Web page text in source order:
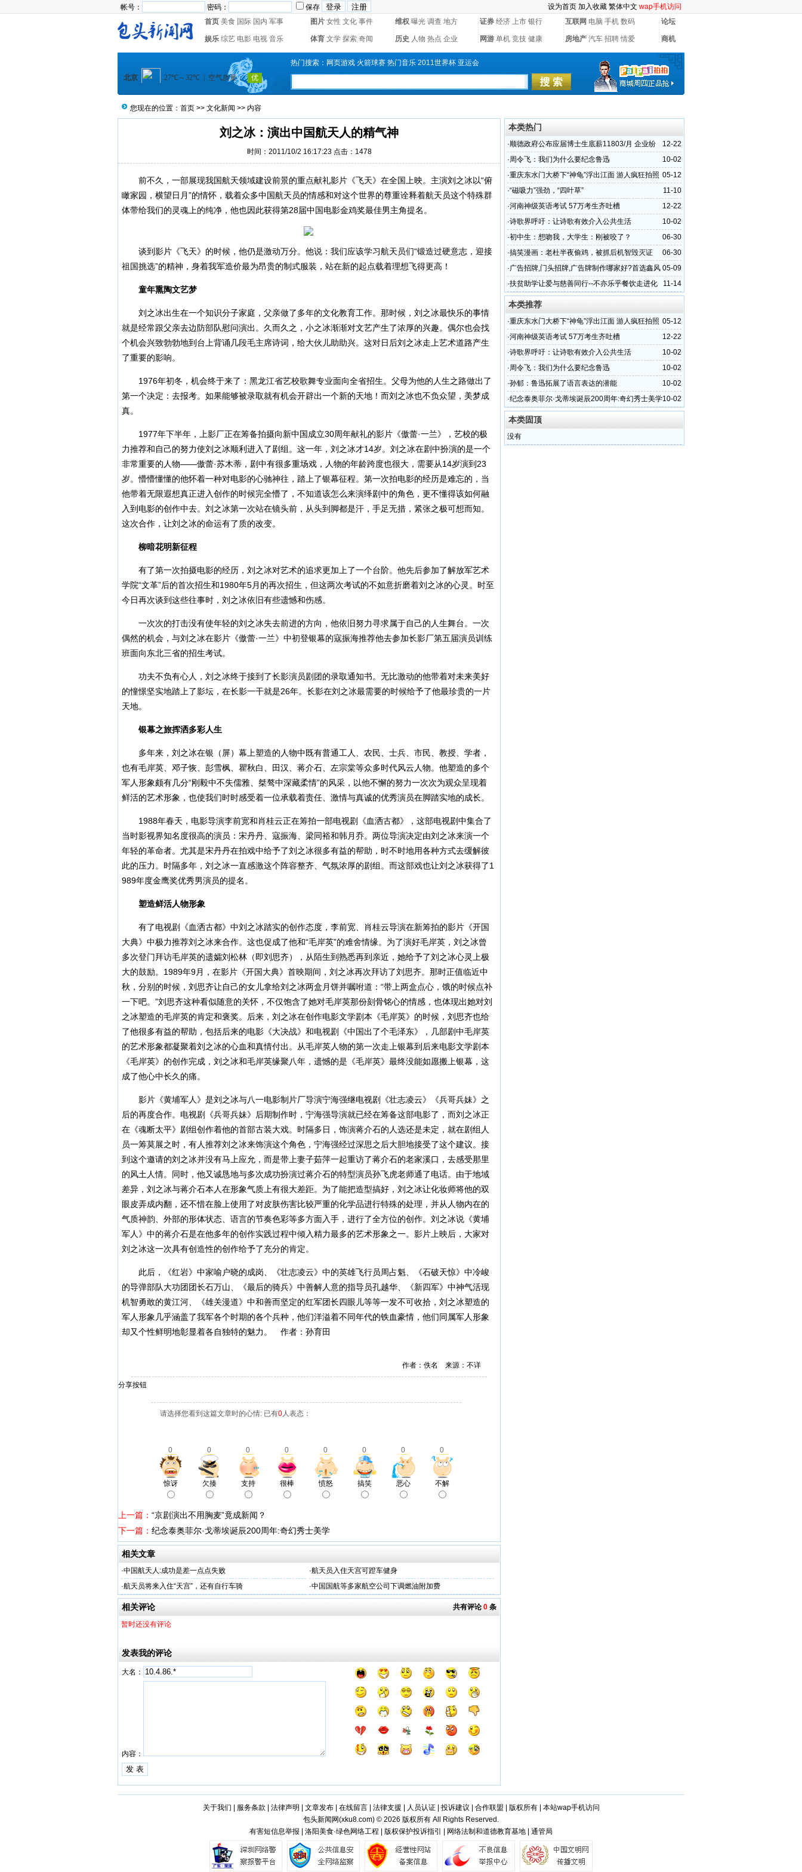
帐号： 密码： 保存 设为首页 加入收藏 繁体中文 wap手机访问
首页 美食 国际 国内 军事 图片 女性 文化 事件 维权 曝光 调查 地方 证券 经济 上市 银行 互联网 电脑 手机 数码 论坛
娱乐 综艺 电影 电视 音乐 体育 文学 探索 奇闻 历史 人物 热点 企业 网游 单机 竞技 健康 房地产 汽车 招聘 情爱 商机
热门搜索： 网页游戏 火箭球赛 热门音乐 2011世界杯 亚运会
您现在的位置： 首页 >> 文化新闻 >> 内容
刘之冰：演出中国航天人的精气神
时间：2011/10/2 16:17:23 点击：1478
前不久，一部展现我国航天领域建设前景的重点献礼影片《飞天》在全国上映。主演刘之冰以“俯
瞰家园，横望日月”的情怀，载着众多中国航天员的情感和对这个世界的尊重诠释着航天员这个特殊群
体带给我们的灵魂上的纯净，他也因此获得第28届中国电影金鸡奖最佳男主角提名。
谈到影片《飞天》的时候，他仍是激动万分。他说：我们应该学习航天员们“锻造过硬意志，迎接
祖国挑选”的精神，身着我军造价最为昂贵的制式服装，站在新的起点载着理想飞得更高！
童年熏陶文艺梦
刘之冰出生在一个知识分子家庭，父亲做了多年的文化教育工作。那时候，刘之冰最快乐的事情
就是经常跟父亲去边防部队慰问演出。久而久之，小之冰渐渐对文艺产生了浓厚的兴趣。偶尔也会找
个机会兴致勃勃地到台上背诵几段毛主席诗词，给大伙儿助助兴。这对日后刘之冰走上艺术道路产生
了重要的影响。
1976年初冬，机会终于来了：黑龙江省艺校歌舞专业面向全省招生。父母为他的人生之路做出了
第一个决定：去报考。如果能够被录取就有机会开辟出一个新的天地！而刘之冰也不负众望，美梦成
真。
1977年下半年，上影厂正在筹备拍摄向新中国成立30周年献礼的影片《傲蕾·一兰》，艺校的极
力推荐和自己的努力使刘之冰顺利进入了剧组。这一年，刘之冰才14岁。刘之冰在剧中扮演的是一个
非常重要的人物——傲蕾·苏木蒂，剧中有很多重场戏，人物的年龄跨度也很大，需要从14岁演到23
岁。懵懵懂懂的他怀着一种对电影的心驰神往，踏上了银幕征程。第一次拍电影的经历是难忘的，当
他带着无限遐想真正进入创作的时候完全懵了，不知道该怎么来演绎剧中的角色，更不懂得该如何融
入到电影的创作中去。刘之冰第一次站在镜头前，从头到脚都是汗，手足无措，紧张之极可想而知。
这次合作，让刘之冰的命运有了质的改变。
柳暗花明新征程
有了第一次拍摄电影的经历，刘之冰对艺术的追求更加上了一个台阶。他先后参加了解放军艺术
学院“文革”后的首次招生和1980年5月的再次招生，但这两次考试的不如意折磨着刘之冰的心灵。时至
今日再次谈到这些往事时，刘之冰依旧有些遗憾和伤感。
一次次的打击没有使年轻的刘之冰失去前进的方向，他依旧努力寻求属于自己的人生舞台。一次
偶然的机会，与刘之冰在影片《傲蕾·一兰》中初登银幕的寇振海推荐他去参加长影厂第五届演员训练
班面向东北三省的招生考试。
功夫不负有心人，刘之冰终于接到了长影演员剧团的录取通知书。无比激动的他带着对未来美好
的憧憬坚实地踏上了影坛，在长影一干就是26年。长影在刘之冰最需要的时候给予了他最珍贵的一片
天地。
银幕之旅挥洒多彩人生
多年来，刘之冰在银（屏）幕上塑造的人物中既有普通工人、农民、士兵、市民、教授、学者，
也有毛岸英、邓子恢、彭雪枫、瞿秋白、田汉、蒋介石、左宗棠等众多时代风云人物。他塑造的多个
军人形象颇有几分“刚毅中不失儒雅、桀骜中深藏柔情”的风采，以他不懈的努力一次次为观众呈现着
鲜活的艺术形象，也使我们时时感受着一位承载着责任、激情与真诚的优秀演员在脚踏实地的成长。
1988年春天，电影导演李前宽和肖桂云正在筹拍一部电视剧《血洒古都》，这部电视剧中集合了
当时影视界知名度很高的演员：宋丹丹、寇振海、梁同裕和韩月乔。两位导演决定由刘之冰来演一个
年轻的革命者。尤其是宋丹丹在拍戏中给予了刘之冰很多有益的帮助，时不时地用各种方式去缓解彼
此的压力。时隔多年，刘之冰一直感激这个阵容整齐、气氛浓厚的剧组。而这部戏也让刘之冰获得了1
989年度金鹰奖优秀男演员的提名。
塑造鲜活人物形象
有了电视剧《血洒古都》中刘之冰踏实的创作态度，李前宽、肖桂云导演在新筹拍的影片《开国
大典》中极力推荐刘之冰来合作。这也促成了他和“毛岸英”的难舍情缘。为了演好毛岸英，刘之冰曾
多次登门拜访毛岸英的遗孀刘松林（即刘思齐），从陌生到熟悉再到亲近，她给予了刘之冰心灵上极
大的鼓励。1989年9月，在影片《开国大典》首映期间，刘之冰再次拜访了刘思齐。那时正值临近中
秋，分别的时候，刘思齐让自己的女儿拿给刘之冰两盒月饼并嘱咐道：“带上两盒点心，饿的时候点补
一下吧。”刘思齐这种看似随意的关怀，不仅饱含了她对毛岸英那份刻骨铭心的情感，也体现出她对刘
之冰塑造的毛岸英的肯定和褒奖。后来，刘之冰在创作电影文学剧本《毛岸英》的时候，刘思齐也给
了他很多有益的帮助，包括后来的电影《大决战》和电视剧《中国出了个毛泽东》，几部剧中毛岸英
的艺术形象都凝聚着刘之冰的心血和真情付出。从毛岸英人物的第一次走上银幕到后来电影文学剧本
《毛岸英》的创作完成，刘之冰和毛岸英缘聚八年，遗憾的是《毛岸英》最终没能如愿搬上银幕，这
成了他心中长久的痛。
影片《黄埔军人》是刘之冰与八一电影制片厂导演宁海强继电视剧《壮志凌云》《兵哥兵妹》之
后的再度合作。电视剧《兵哥兵妹》后期制作时，宁海强导演就已经在筹备这部电影了，而刘之冰正
在《魂断太平》剧组创作着他的首部古装大戏。时隔多日，饰演蒋介石的人选还是未定，就在剧组人
员一筹莫展之时，有人推荐刘之冰来饰演这个角色，宁海强经过深思之后大胆地接受了这个建议。接
到这个邀请的刘之冰并没有马上应允，而是带上妻子茹萍一起重访了蒋介石的老家溪口，去感受那里
的风土人情。同时，他又诚恳地与多次成功扮演过蒋介石的特型演员孙飞虎老师通了电话。由于地域
差异，刘之冰与蒋介石本人在形象气质上有很大差距。为了能把造型搞好，刘之冰让化妆师将他的双
眼皮弄成内翻，还不惜在脸上使用了对皮肤伤害比较严重的化学品进行特殊的处理，并从人物内在的
气质神韵、外部的形体状态、语言的节奏色彩等多方面入手，进行了全方位的创作。刘之冰说《黄埔
军人》中的蒋介石是在他多年的创作实践过程中倾入精力最多的艺术形象之一。影片上映后，大家对
刘之冰这一次具有创造性的创作给予了充分的肯定。
此后，《红岩》中家喻户晓的成岗、《壮志凌云》中的英雄飞行员周占魁、《石破天惊》中冷峻
的导弹部队大功团团长石万山、《最后的骑兵》中善解人意的指导员孔越华、《新四军》中神气活现
机智勇敢的黄江河、《雄关漫道》中和善而坚定的红军团长四眼儿等等一发不可收拾，刘之冰塑造的
军人形象几乎涵盖了我军各个时期的各个兵种，他们洋溢着不同年代的铁血豪情，他们同属军人形象
却又个性鲜明地彰显着各自独特的魅力。 作者：孙育田
作者：佚名 来源：不详
分享按钮
请选择您看到这篇文章时的心情: 已有0人表态：
0 0 0 0 0 0 0 0
惊讶 欠揍 支持 很棒 愤怒 搞笑 恶心 不解
上一篇： “京剧演出不用胸麦”竟成新闻？
下一篇： 纪念泰奥菲尔·戈蒂埃诞辰200周年:奇幻秀士美学
相关文章
·中国航天人:成功是差一点点失败 ·航天员入住天宫可蹬车健身
·航天员将来入住“天宫”，还有自行车骑 ·中国国航等多家航空公司下调燃油附加费
共有评论0 条
相关评论
暂时还没有评论
发表我的评论
大名：
内容：
本类热门
12-22
·顺德政府公布应届博士生底薪11803/月 企业纷
纷吐槽
10-02
·周令飞：我们为什么要纪念鲁迅
05-12
·重庆东水门大桥下“神龟”浮出江面 游人疯狂拍照
11-10
·“磁吸力”强劲，“四叶草”
12-22
·河南神级英语考试 57万考生齐吐槽
10-02
·诗歌界呼吁：让诗歌有效介入公共生活
06-30
·初中生：想吻我，大学生：刚被咬了？
06-30
·搞笑漫画：老杜半夜偷鸡，被抓后机智毁灭证
据？！
05-09
·广告招牌,门头招牌,广告牌制作哪家好?首选鑫风
尚广告
11-14
·扶贫助学让爱与慈善同行--不亦乐乎餐饮走进化
州新安横岭下小学
本类推荐
05-12
·重庆东水门大桥下“神龟”浮出江面 游人疯狂拍照
12-22
·河南神级英语考试 57万考生齐吐槽
10-02
·诗歌界呼吁：让诗歌有效介入公共生活
10-02
·周令飞：我们为什么要纪念鲁迅
10-02
·孙郁：鲁迅拓展了语言表达的潜能
10-02
·纪念泰奥菲尔·戈蒂埃诞辰200周年:奇幻秀士美学
本类固顶
没有
关于我们 服务条款 法律声明 文章发布| 在线留言| 法律支援 人员认证| 投诉建议 合作联盟 版权所有| 本站wap手机访问
包头新闻网(xku8.com) © 2026 版权所有 All Rights Reserved.
有害短信息举报 | 洛阳美食·绿色网络工程 | 版权保护投诉指引 | 网络法制和道德教育基地 | 通管局